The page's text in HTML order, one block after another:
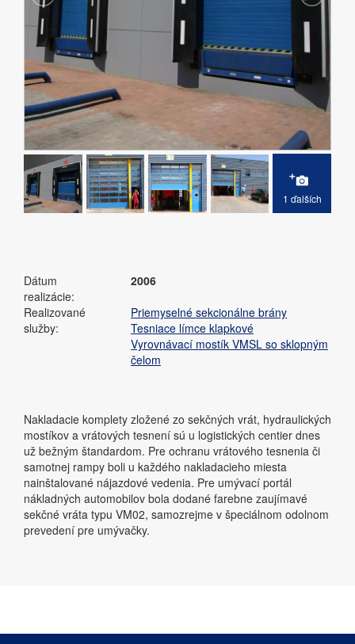
1 ďalších
Dátum
realizácie:
2006
Realizované
služby:
Priemyselné sekcionálne brány
Tesniace límce klapkové
Vyrovnávací mostík VMSL so sklopným
čelom
Nakladacie komplety zložené zo sekčných vrát, hydraulických
mostíkov a vrátových tesnení sú u logistických centier dnes
už bežným štandardom. Pre ochranu vrátového tesnenia či
samotnej rampy boli u každého nakladacieho miesta
nainštalované nájazdové vedenia. Pre umývací portál
nákladných automobilov bola dodané farebne zaujímavé
sekčné vráta typu VM02, samozrejme v špeciálnom odolnom
prevedení pre umývačky.